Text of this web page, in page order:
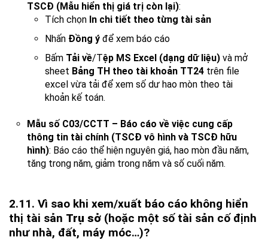
TSCĐ (Mẫu hiển thị giá trị còn lại):
Tích chọn In chi tiết theo từng tài sản
Nhấn Đồng ý để xem báo cáo
Bấm Tải về/Tệp MS Excel (dạng dữ liệu) và mở
sheet Bảng TH theo tài khoản TT24 trên file
excel vừa tải để xem số dư hao mòn theo tài
khoản kế toán.
Mẫu số C03/CCTT – Báo cáo về việc cung cấp
thông tin tài chính (TSCĐ vô hình và TSCĐ hữu
hình): Báo cáo thể hiện nguyên giá, hao mòn đầu năm,
tăng trong năm, giảm trong năm và số cuối năm.
2.11. Vì sao khi xem/xuất báo cáo không hiển
thị tài sản Trụ sở (hoặc một số tài sản cố định
như nhà, đất, máy móc…)?